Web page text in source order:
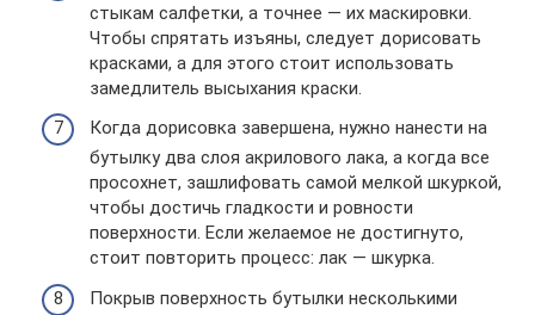
стыкам салфетки, а точнее — их маскировки.
Чтобы спрятать изъяны, следует дорисовать
красками, а для этого стоит использовать
замедлитель высыхания краски.
Когда дорисовка завершена, нужно нанести на
бутылку два слоя акрилового лака, а когда все
просохнет, зашлифовать самой мелкой шкуркой,
чтобы достичь гладкости и ровности
поверхности. Если желаемое не достигнуто,
стоит повторить процесс: лак — шкурка.
Покрыв поверхность бутылки несколькими